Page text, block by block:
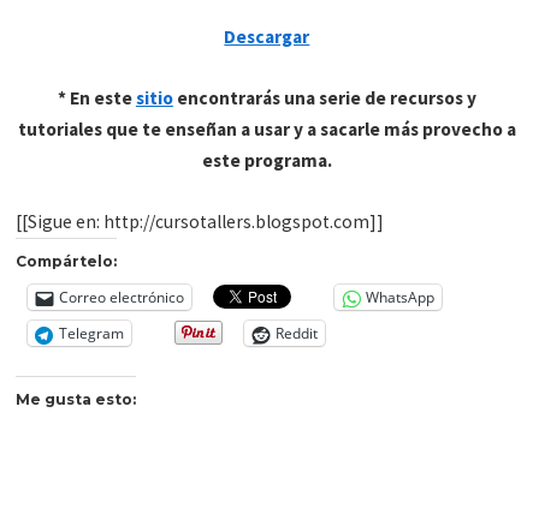
Descargar
* En estesitioencontrarás una serie de recursos y
tutoriales que te enseñan a usar y a sacarle más provecho a
este programa.
[[Sigue en: http://cursotallers.blogspot.com]]
Compártelo:
Correo electrónico
WhatsApp
Telegram
Reddit
Me gusta esto: